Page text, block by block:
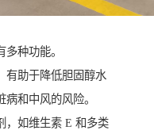
种功能。
有助于降低胆固醇水
和中风的风险。
，如维生素 E 和多类